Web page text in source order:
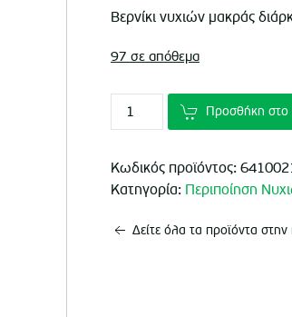
Βερνίκι νυχιών μακράς
97 σε απόθεμα
Προσθήκη στο
Κωδικός προϊόντος:
Κατηγορία: Περιποίηση
Δείτε όλα τα προϊόντα